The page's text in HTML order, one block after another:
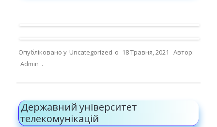
Опубліковано у Uncategorized о 18 Травня, 2021
Автор:
Admin .
Державний університет
телекомунікацій